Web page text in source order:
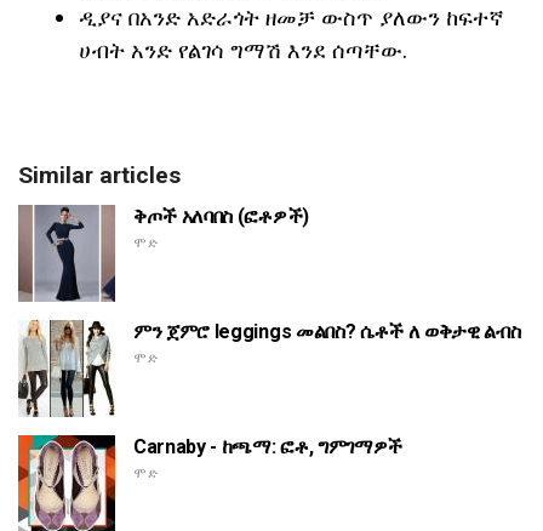
ዲያና በአንድ አድራጎት ዘመቻ ውስጥ ያለውን ከፍተኛ
ሀብት አንድ የልገሳ ግማሽ እንደ ሰጣቸው.
Similar articles
ቅጦች አለባበስ (ፎቶዎች)
ሞድ
ምን ጀምሮ leggings መልበስ? ሴቶች ለ ወቅታዊ ልብስ
ሞድ
Carnaby - ከጫማ: ፎቶ, ግምገማዎች
ሞድ